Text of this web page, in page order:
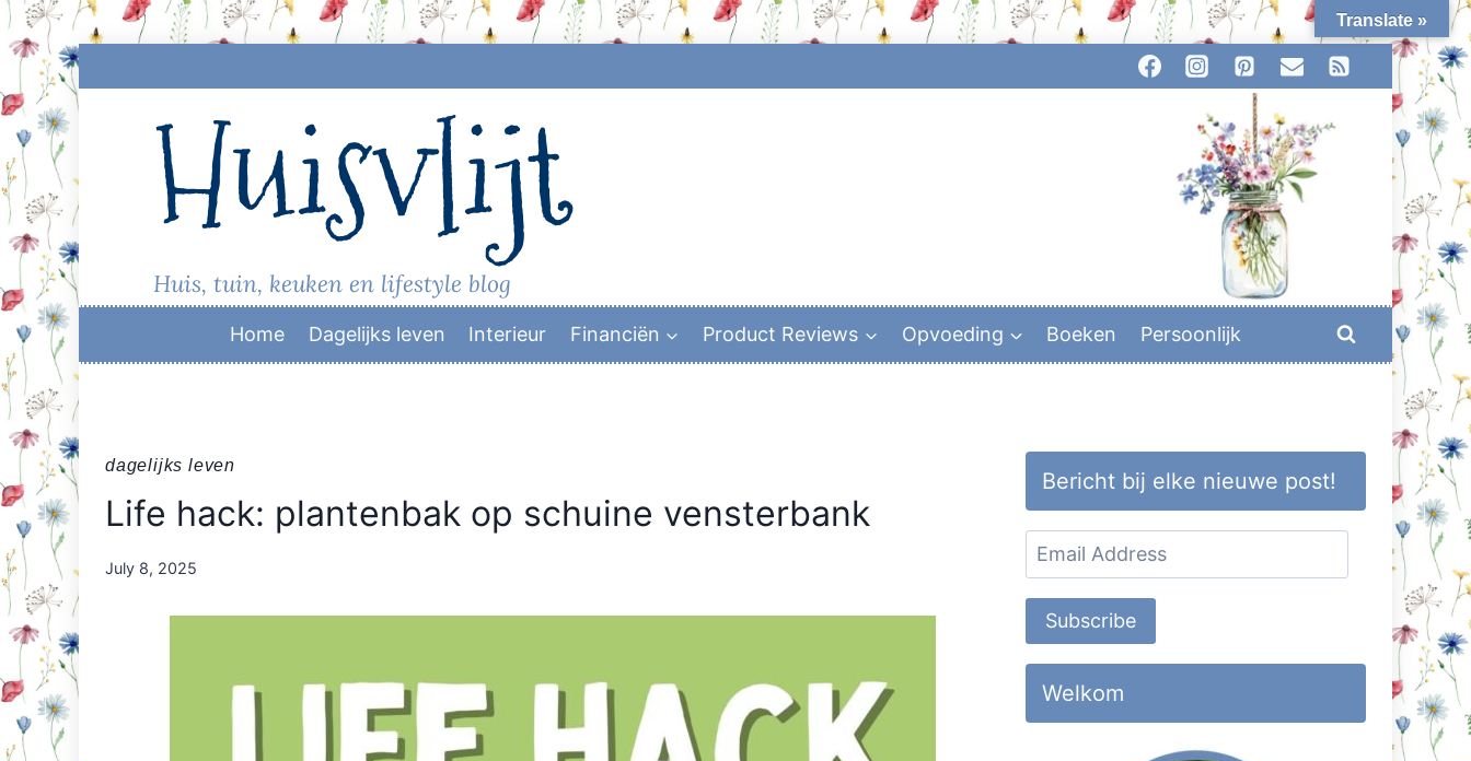
Skip
to
Huisvlijt
Huis, tuin, keuken en lifestyle blog
Home Dagelijks leven Interieur Financiën Product Reviews Opvoeding Boeken Persoonlijk
dagelijks leven
Life hack: plantenbak op schuine vensterbank
By
July 8, 2025
Bericht bij elke nieuwe post!
Email
Address
Subscribe
Welkom
Translate »